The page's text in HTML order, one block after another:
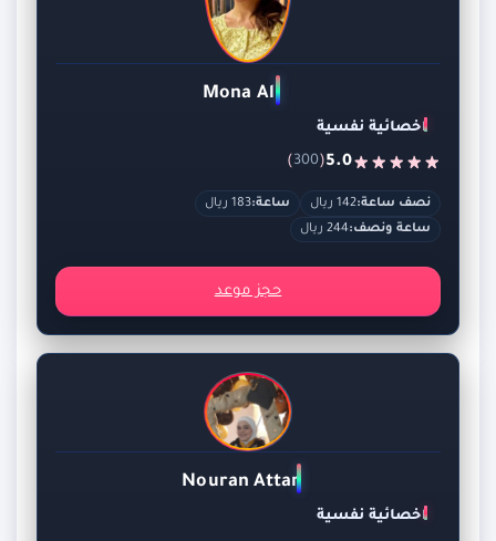
Mona Ali
اخصائية نفسية
5.0
(
300
)
نصف ساعة:142 ريال ساعة:183 ريال
ساعة ونصف:244 ريال
حجز موعد
Nouran Attar
اخصائية نفسية